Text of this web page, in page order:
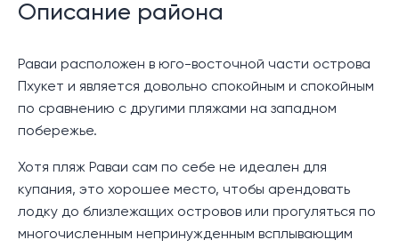
частному бассейну, который окружен площадкой у
открытой планировки имеют современный дизайн с
современной кухней и островом и выходят прямо на
террасу.
Этот вариант подходит для пар/семей, ищущих
удобный и компактный дом, или для инвесторов,
желающих приобрести виллу для сдачи в аренду.
Описание района
Раваи расположен в юго-восточной части острова
Пхукет и является довольно спокойным и спокойным
по сравнению с другими пляжами на западном
побережье.
Хотя пляж Раваи сам по себе не идеален для
купания, это хорошее место, чтобы арендовать
лодку до близлежащих островов или прогуляться по
многочисленным непринужденным всплывающим